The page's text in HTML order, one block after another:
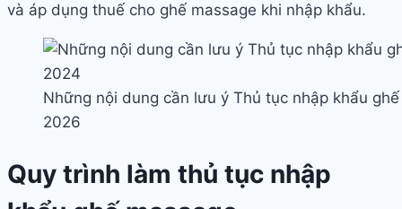
và áp dụng thuế cho ghế massage khi nhập khẩu.
Những nội dung cần lưu ý Thủ tục nhập khẩu
2026
Quy trình làm thủ tục nhập